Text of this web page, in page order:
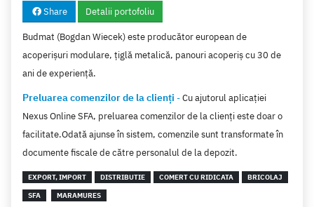
Aerobic, Fitness(2)
Preparate din peste (2)
Agentii Publicitate (2)
Telecomunicatii(1)
Produse Software(1)
Institutie publica(1)
Share Detalii portofoliu
Budmat (Bogdan Wiecek) este producător european de
acoperișuri modulare, țiglă metalică, panouri acoperiș cu 30 de
ani de experiență.
Preluarea comenzilor de la clienți -Cu ajutorul aplicației
Nexus Online SFA, preluarea comenzilor de la clienți este doar o
facilitate.Odată ajunse în sistem, comenzile sunt transformate în
documente fiscale de către personalul de la depozit.
EXPORT, IMPORT DISTRIBUTIE COMERT CU RIDICATA
BRICOLAJ
SFA
MARAMURES